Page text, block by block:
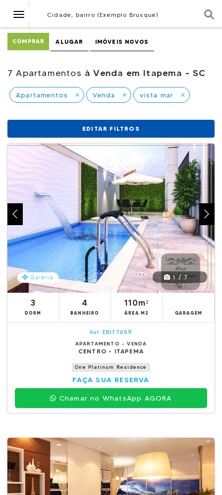
NavegaçãoCidade, bairro (Exemplo Brusque)
COMPRAR ALUGAR IMÓVEIS NOVOS
7 Apartamentos à Venda em Itapema - SC
Apartamentos close Venda close vista mar close
EDITAR FILTROS
Galeria 1 / 7
3
DORM
4
BANHEIRO
110m²
ÁREA M2 GARAGEM
Ref. EBI17659
APARTAMENTO - VENDA
CENTRO - ITAPEMA
One Platinum Residence
FAÇA SUA RESERVA
Chamar no WhatsApp AGORA